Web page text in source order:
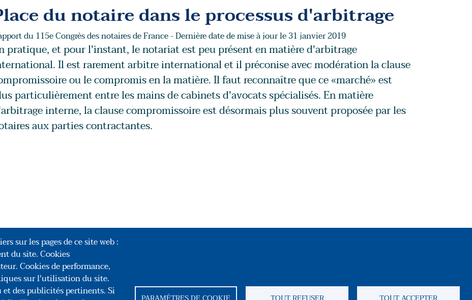
du notaire dans le processus d'arbitrage
du 115e Congrès des notaires de France - Dernière date de mise à jour le 31 janvier 2019
pratique, et pour l'instant, le notariat est peu présent en matière d'arbitrage
Il est rarement arbitre international et il préconise avec modération la clause
ou le compromis en la matière. Il faut reconnaître que ce «marché» est
particulièrement entre les mains de cabinets d'avocats spécialisés. En matière
interne, la clause compromissoire est désormais plus souvent proposée par les
aux parties contractantes.
sur les pages de ce site web :
du site. Cookies
Cookies de performance,
sur l'utilisation du site.
des publicités pertinents. Si
Congrès des Notaires de France
Reseaux